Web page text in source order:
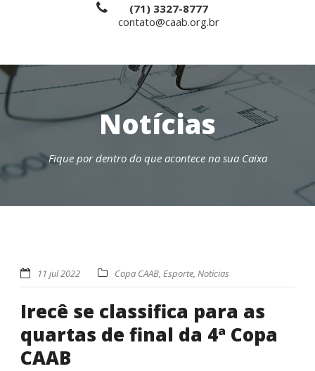
(71) 3327-8777
contato@caab.org.br
Notícias
Fique por dentro do que acontece na sua Caixa
11 jul 2022 Copa CAAB, Esporte, Notícias
Irecê se classifica para as
quartas de final da 4ª Copa
CAAB